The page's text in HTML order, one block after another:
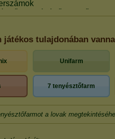
játékos tulajdonában
Unifarm
7 tenyésztőfarm
a lovak